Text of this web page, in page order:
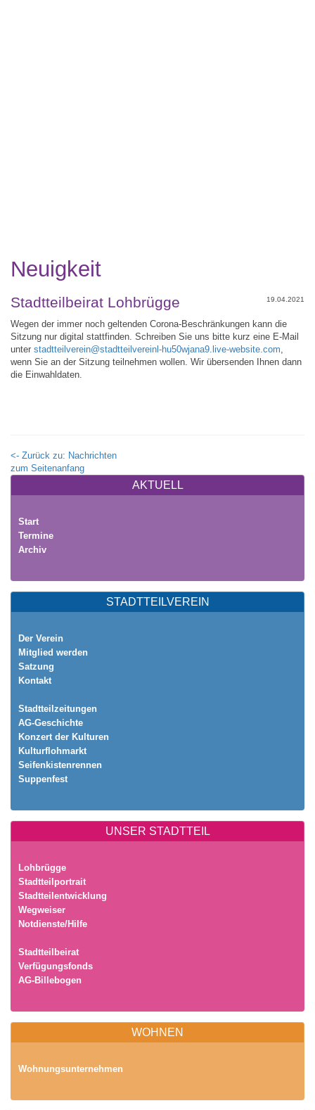
AKTUELL
Start
Termine
Archiv
STADTTEILVEREIN
Der Verein
Mitglied werden
Satzung
Kontakt
Stadtteilzeitungen
AG-Geschichte
Konzert der Kulturen
Kulturflohmarkt
Seifenkistenrennen
Suppenfest
UNSER STADTTEIL
Lohbrügge
Stadtteilportrait
Stadtteilentwicklung
Wegweiser
Notdienste/Hilfe
Stadtteilbeirat
Verfügungsfonds
AG-Billebogen
WOHNEN
Wohnungsunternehmen
Neuigkeit
19.04.2021
Stadtteilbeirat Lohbrügge
Wegen der immer noch geltenden Corona-Beschränkungen kann die
Sitzung nur digital stattfinden. Schreiben Sie uns bitte kurz eine E-Mail
unter stadtteilverein@stadtteilvereinl-hu50wjana9.live-website.com,
wenn Sie an der Sitzung teilnehmen wollen. Wir übersenden Ihnen dann
die Einwahldaten.
<- Zurück zu: Nachrichten
zum Seitenanfang